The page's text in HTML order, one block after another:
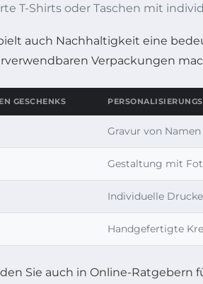
T-Shirts oder Taschen mit
auch Nachhaltigkeit eine
Verpackungen
GESCHENKS
Gravur von
Gestaltung mit
Individuelle
Handgefertigte
Sie auch in Online-Ratgebern